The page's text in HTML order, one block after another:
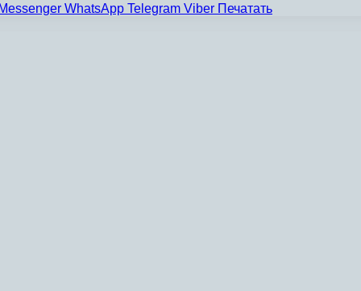
WhatsApp Telegram Viber Печатать